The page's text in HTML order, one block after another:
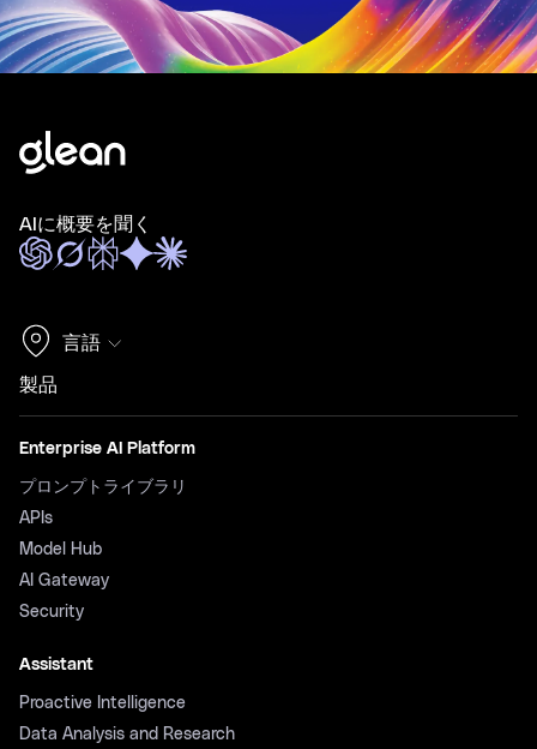
AIに概要を聞く
言語
製品
Enterprise AI Platform
プロンプトライブラリ
APIs
Model Hub
AI Gateway
Security
Assistant
Proactive Intelligence
Data Analysis and Research